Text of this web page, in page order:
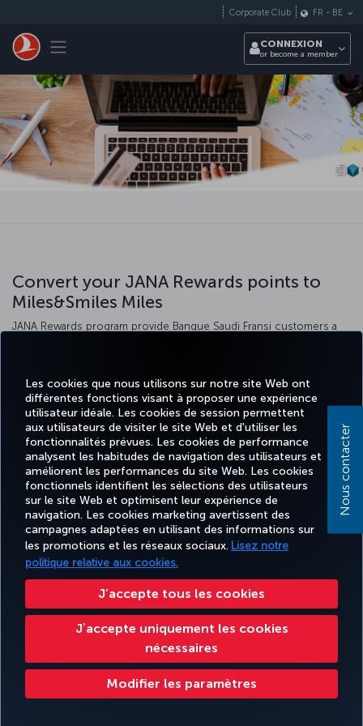
Les cookies que nous utilisons sur notre site Web ont
différentes fonctions visant à proposer une expérience
utilisateur idéale. Les cookies de session permettent
aux utilisateurs de visiter le site Web et d'utiliser les
fonctionnalités prévues. Les cookies de performance
analysent les habitudes de navigation des utilisateurs et
améliorent les performances du site Web. Les cookies
fonctionnels identifient les sélections des utilisateurs
sur le site Web et optimisent leur expérience de
navigation. Les cookies marketing avertissent des
campagnes adaptées en utilisant des informations sur
les promotions et les réseaux sociaux. Lisez notre
politique relative aux cookies.
J’accepte tous les cookies
Jʼaccepte uniquement les cookies
nécessaires
Modifier les paramètres
Toggle navigation
Corporate Club FR - BE
CONNEXION
or become a member
Convert your JANA Rewards points to
Miles&Smiles Miles
JANA Rewards program provide Banque Saudi Fransi customers a
converted to 1.000 Miles&Smiles Miles. For detailed information
about our cooperation, please visit theBanque Saudi Fransibank
website.
Facebook
TwitterInstagram
YouTubeLinkedIn
Tiktok
RÉSERVER
ET GÉRER
EXPÉRIENCE
OFFRES ET
DESTINATIONS
AIDE
AIRLINES
MILES
Accessibilité Confidentialité et cookies Mentions légales Droits des passagers
Modifier les paramètres des cookies.
Nous contacter